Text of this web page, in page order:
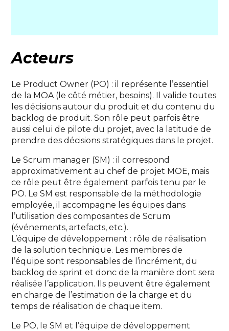
Acteurs
Le Product Owner (PO) : il représente l’essentiel
de la MOA (le côté métier, besoins). Il valide toutes
les décisions autour du produit et du contenu du
backlog de produit. Son rôle peut parfois être
aussi celui de pilote du projet, avec la latitude de
prendre des décisions stratégiques dans le projet.
Le Scrum manager (SM) : il correspond
approximativement au chef de projet MOE, mais
ce rôle peut être également parfois tenu par le
PO. Le SM est responsable de la méthodologie
employée, il accompagne les équipes dans
l’utilisation des composantes de Scrum
(événements, artefacts, etc.).
L’équipe de développement : rôle de réalisation
de la solution technique. Les membres de
l’équipe sont responsables de l’incrément, du
backlog de sprint et donc de la manière dont sera
réalisée l’application. Ils peuvent être également
en charge de l’estimation de la charge et du
temps de réalisation de chaque item.
Le PO, le SM et l’équipe de développement